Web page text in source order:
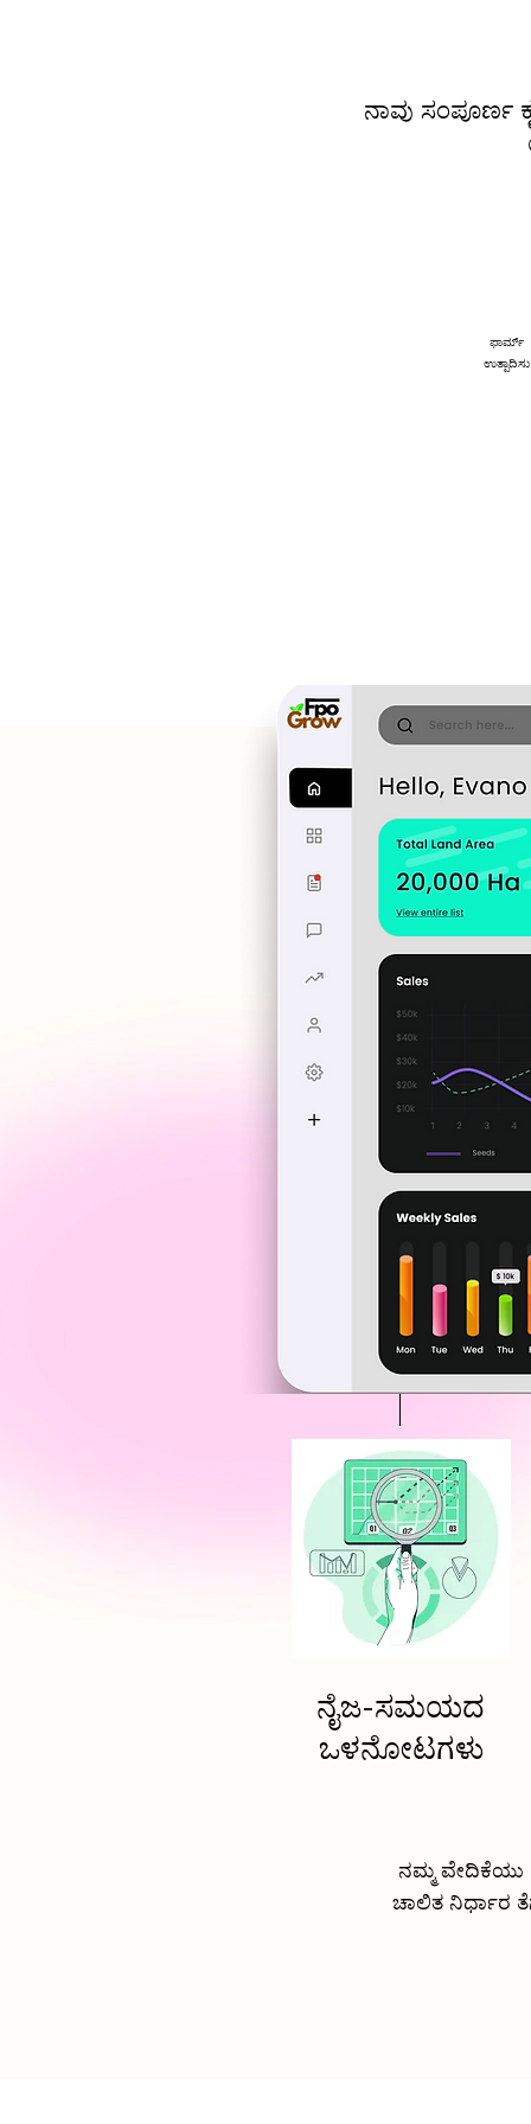
ನಾವು ಸಂಪೂರ್ಣ
ಫಾರ್ಮ್
ಉತ್ಪಾದಿಸು
ನೈಜ-ಸಮಯದ
ಒಳನೋಟಗಳು
ನಮ್ಮ
ಚಾಲಿತ ನಿರ್ಧಾರ